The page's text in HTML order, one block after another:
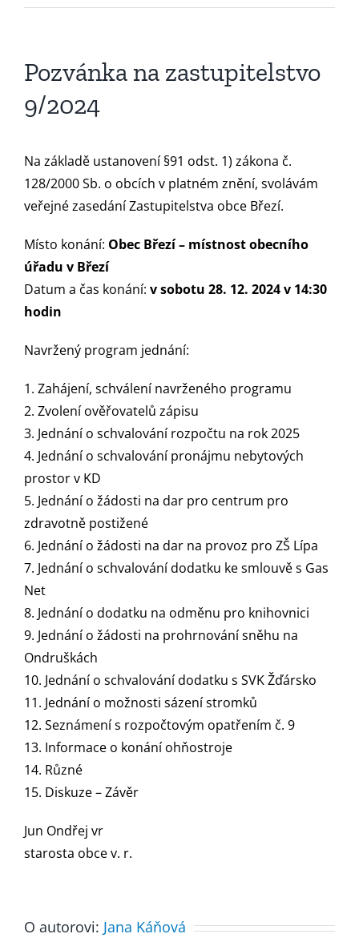
Pozvánka na zastupitelstvo
9/2024
Na základě ustanovení §91 odst. 1) zákona č.
128/2000 Sb. o obcích v platném znění, svolávám
veřejné zasedání Zastupitelstva obce Březí.
Místo konání: Obec Březí– místnost obecního
úřadu v Březí
Datum a čas konání: v sobotu 28. 12. 2024 v 14:30
hodin
Navržený program jednání:
1. Zahájení, schválení navrženého programu
2. Zvolení ověřovatelů zápisu
3. Jednání o schvalování rozpočtu na rok 2025
4. Jednání o schvalování pronájmu nebytových
prostor v KD
5. Jednání o žádosti na dar pro centrum pro
zdravotně postižené
6. Jednání o žádosti na dar na provoz pro ZŠ Lípa
7. Jednání o schvalování dodatku ke smlouvě s Gas
Net
8. Jednání o dodatku na odměnu pro knihovnici
9. Jednání o žádosti na prohrnování sněhu na
Ondruškách
10. Jednání o schvalování dodatku s SVK Žďársko
11. Jednání o možnosti sázení stromků
12. Seznámení s rozpočtovým opatřením č. 9
13. Informace o konání ohňostroje
14. Různé
15. Diskuze – Závěr
Jun Ondřej vr
starosta obce v. r.
O autorovi: Jana Káňová